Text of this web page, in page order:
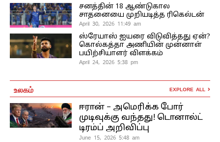
சனத்தின் 18 ஆண்டுகால
சாதனையை முறியடித்த ரிகெல்டன்
April 30, 2026 11:49 am
ஸ்ரேயாஸ் ஐயரை விடுவித்தது ஏன்?
கொல்கத்தா அணியின் முன்னாள்
பயிற்சியாளர் விளக்கம்
April 24, 2026 5:38 pm
உலகம் EXPLORE ALL
ஈரான் – அமெரிக்க போர்
முடிவுக்கு வந்தது! டொனால்ட்
டிரம்ப் அறிவிப்பு
June 15, 2026 5:48 am